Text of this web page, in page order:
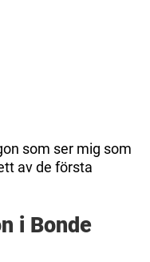
som ser mig som
av de första
i Bonde